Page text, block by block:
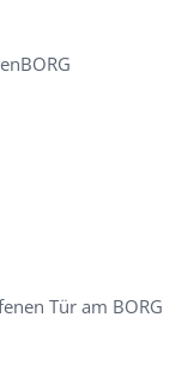
Tür am BORG